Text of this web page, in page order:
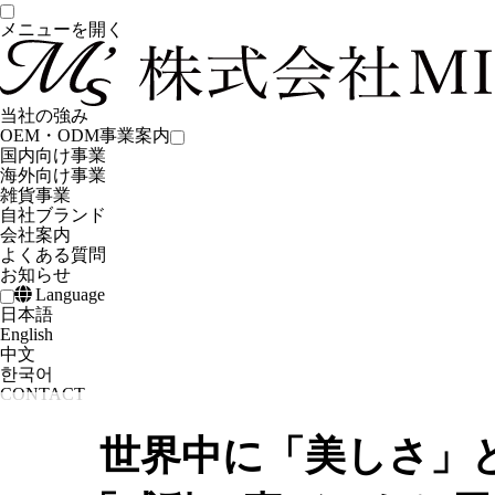
メニューを開く
当社の強み
OEM・ODM事業案内
国内向け事業
海外向け事業
雑貨事業
自社ブランド
会社案内
よくある質問
お知らせ
Language
日本語
English
中文
한국어
CONTACT
世界中に「美しさ」